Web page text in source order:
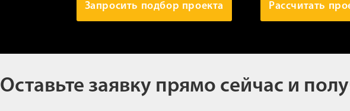
Запросить подбор проекта Рассчитать
Оставьте заявку прямо сейчас и